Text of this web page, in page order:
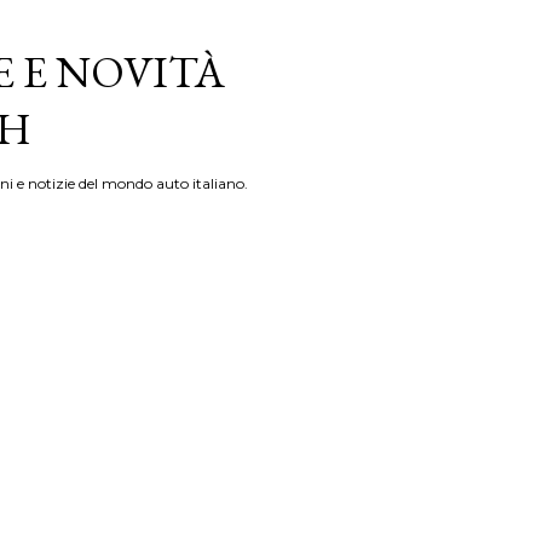
E NOVITÀ
e notizie del mondo auto italiano.